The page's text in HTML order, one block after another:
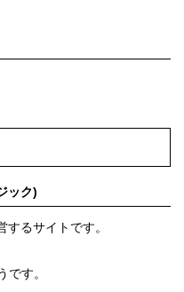
ック)
るサイトです。
す。